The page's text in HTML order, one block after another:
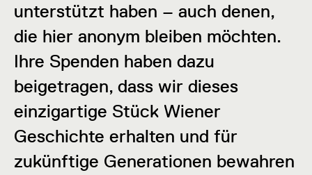
unterstützt haben – auch denen,
die hier anonym bleiben möchten.
Ihre Spenden haben dazu
beigetragen, dass wir dieses
einzigartige Stück Wiener
Geschichte erhalten und für
zukünftige Generationen bewahren